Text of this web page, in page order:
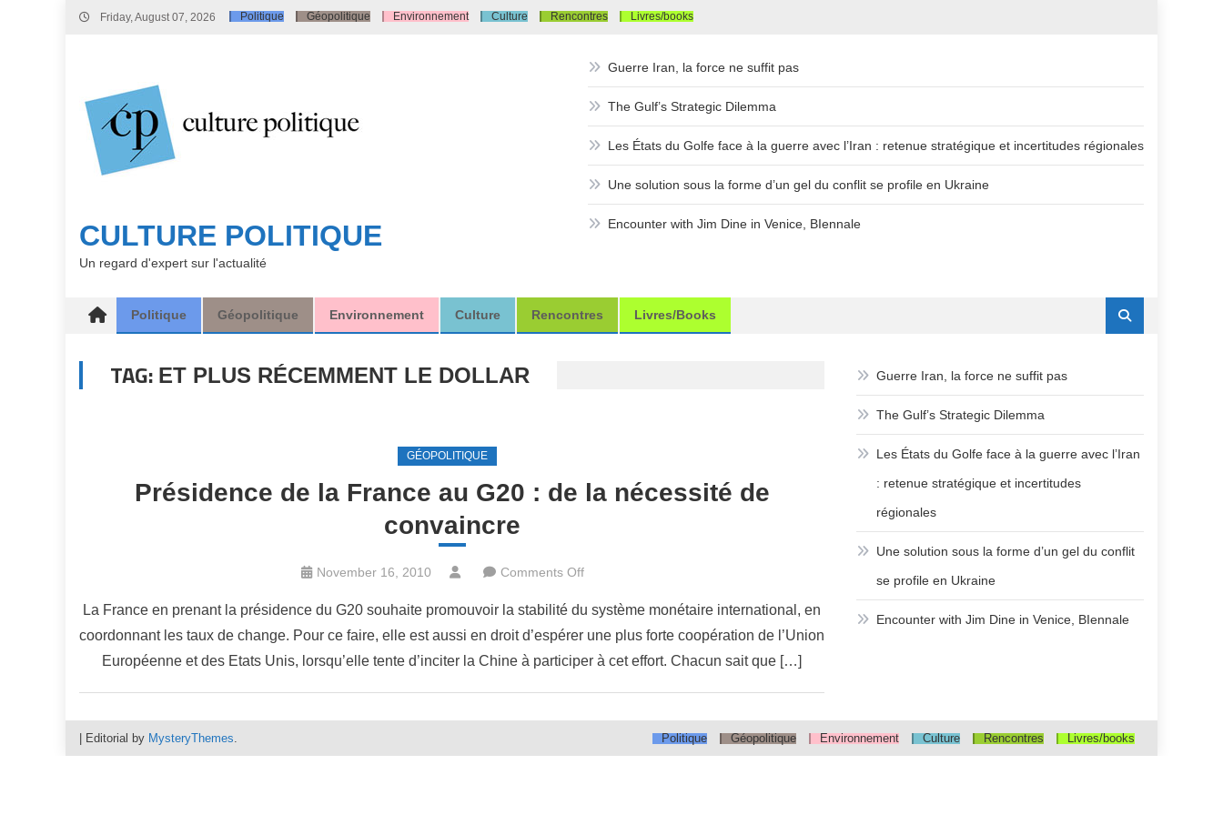
Skip
Friday, August 07, 2026 Politique Géopolitique Environnement Culture Rencontres Livres/books
CULTURE POLITIQUE
Un regard d'expert sur l'actualité
Guerre Iran, la force ne suffit pas
The Gulf’s Strategic Dilemma
Les États du Golfe face à la guerre avec l’Iran : retenue stratégique et incertitudes régionales
Une solution sous la forme d’un gel du conflit se profile en Ukraine
Encounter with Jim Dine in Venice, BIennale
Politique Géopolitique Environnement Culture Rencontres Livres/books
TAG: ET PLUS RÉCEMMENT LE DOLLAR
GÉOPOLITIQUE
Présidence de la France au G20 : de la nécessité de
convaincre
November 16, 2010 Comments Offon
de
la
France
La France en prenant la présidence du G20 souhaite promouvoir la stabilité du système monétaire international, en
coordonnant les taux de change. Pour ce faire, elle est aussi en droit d’espérer une plus forte coopération de l’Union
Européenne et des Etats Unis, lorsqu’elle tente d’inciter la Chine à participer à cet effort. Chacun sait que […]
Guerre Iran, la force ne suffit pas
The Gulf’s Strategic Dilemma
Les États du Golfe face à la guerre avec l’Iran
: retenue stratégique et incertitudes
régionales
Une solution sous la forme d’un gel du conflit
se profile en Ukraine
Encounter with Jim Dine in Venice, BIennale
Editorial by MysteryThemes. Politique Géopolitique Environnement Culture Rencontres Livres/books